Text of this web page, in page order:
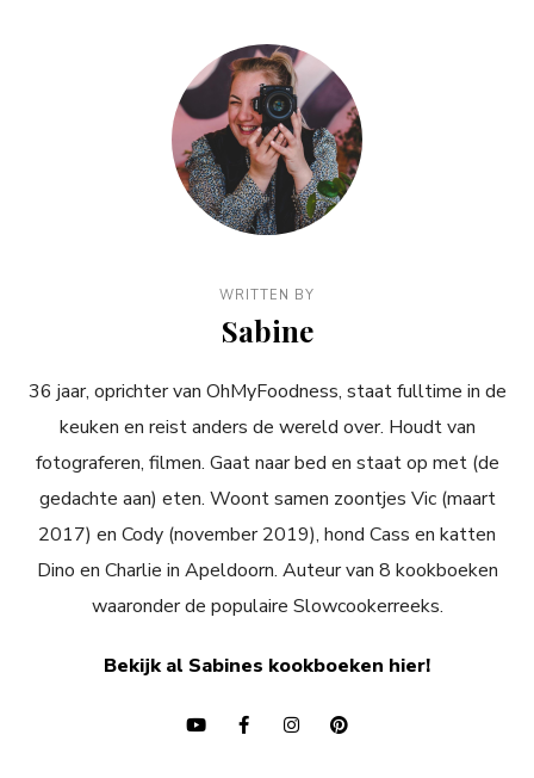
WRITTEN BY
Sabine
36 jaar, oprichter van OhMyFoodness, staat fulltime in de
keuken en reist anders de wereld over. Houdt van
fotograferen, filmen. Gaat naar bed en staat op met (de
gedachte aan) eten. Woont samen zoontjes Vic (maart
2017) en Cody (november 2019), hond Cass en katten
Dino en Charlie in Apeldoorn. Auteur van 8 kookboeken
waaronder de populaire Slowcookerreeks.
Bekijk al Sabines kookboeken hier!